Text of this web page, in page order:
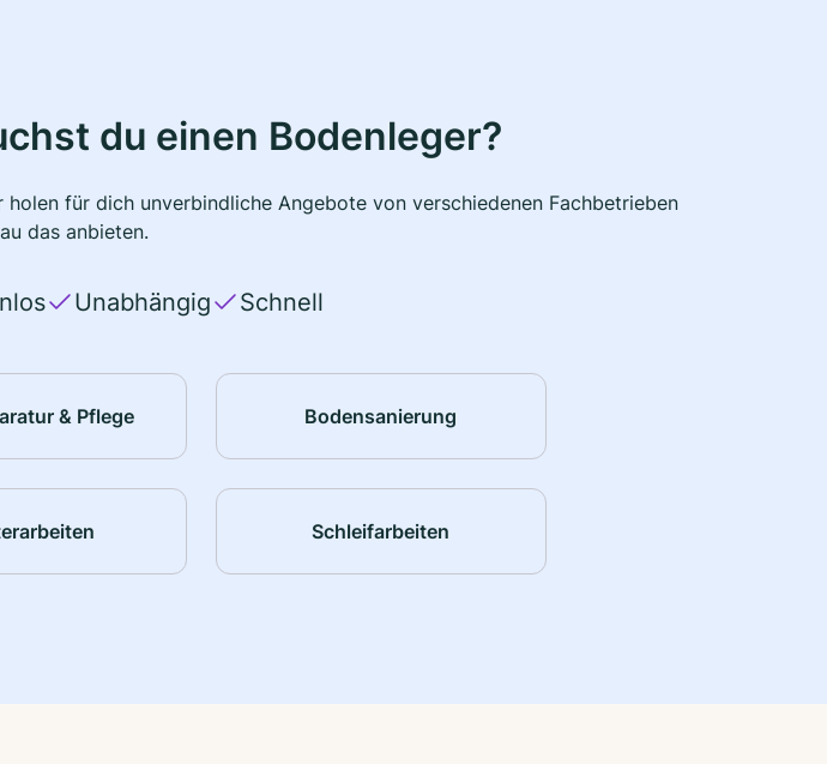
du einen Bodenleger?
für dich unverbindliche Angebote von verschiedenen Fachbetrieben
das anbieten.
Unabhängig Schnell
& Pflege Bodensanierung
Schleifarbeiten